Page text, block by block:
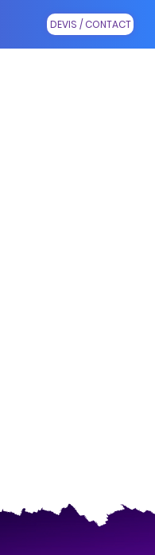
DEVIS / CONTACT